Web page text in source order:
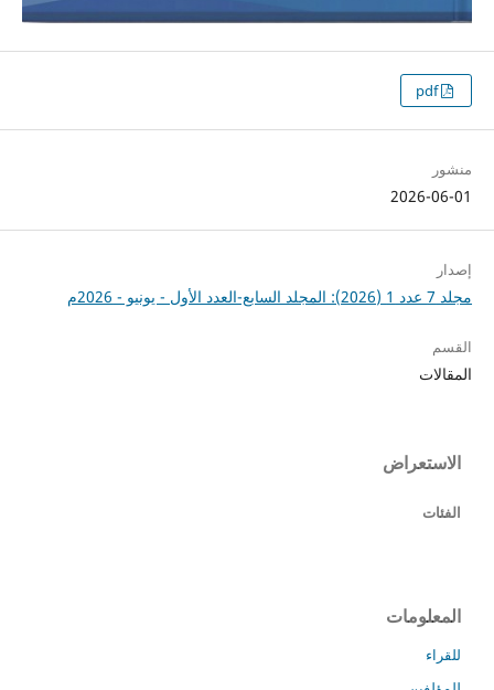
pdf
منشور
2026-06-01
إصدار
مجلد 7 عدد 1 (2026): المجلد السابع-العدد الأول - يونيو - 2026م
القسم
المقالات
الاستعراض
الفئات
المعلومات
للقراء